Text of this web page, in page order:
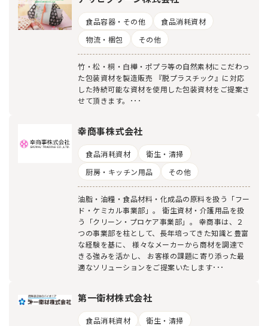
食品容器・その他
食品消耗資材
物流・梱包
その他
竹・松・桐・白樺・ポプラ等の自然素材にこだわっ
た包装資材を製造販売 『脱プラスチック』に対応
した持続可能な資材を使用した包装資材をご提案さ
せて頂きます。･･･
幸商事株式会社
食品消耗資材
衛生・清掃
厨房・キッチン用品
その他
油脂・油糧・食品材料・化成品の原料を扱う「フー
ド・ケミカル事業部」。 衛生資材・介護用品を扱
う「クリーン・プロケア事業部」。 幸商事は、２
つの事業部を柱として、長年培ってきた知識と豊富
な経験を基に、 様々なメーカーから商材を調達で
きる強みを活かし、 お客様の課題に寄り添った最
適なソリューションをご提案いたします･･･
第一衛材株式会社
食品消耗資材 衛生・清掃